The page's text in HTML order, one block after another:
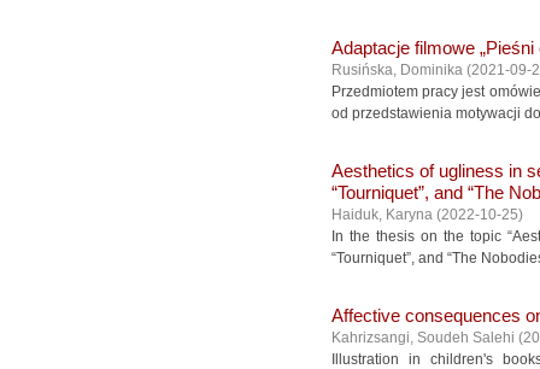
Adaptacje filmowe
Rusińska, Dominika (2021-09-
Przedmiotem pracy jest
od przedstawienia motywacji
Aesthetics of ugliness in
“Tourniquet”, and “The
Haiduk, Karyna (2022-10-25)
In the thesis on the topic
“Tourniquet”, and “The
Affective consequences
Kahrizsangi, Soudeh Salehi (
Illustration in children's